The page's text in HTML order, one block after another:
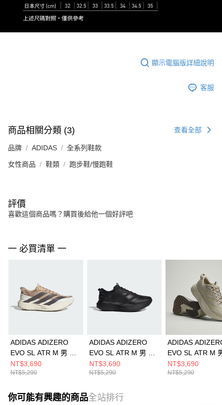
顯示電腦版詳細說明
客服
商品相關分類 (3) 查看全部
品牌 ADIDAS 全系列鞋款
女性商品 鞋類 跑步鞋/慢跑鞋
評價
喜歡這個商品嗎？購買後給他一個好評吧
一 必買清單 一
ADIDAS ADIZERO
EVO SL ATR M 男 跑
步鞋 KK2690
NT$3,690
NT$5,290
ADIDAS ADIZERO
EVO SL ATR M 男 跑
步鞋 KK2685
NT$3,690
NT$5,290
ADIDAS
EVO SL ATR M
步鞋 KK2688
NT$3,690
NT$5,290
你可能有興趣的商品全站排行